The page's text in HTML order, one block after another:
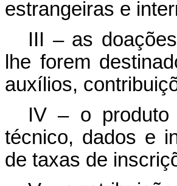
estrangeiras e
III – as
lhe forem
auxílios,
IV – o produto
técnico, dados e
de taxas de